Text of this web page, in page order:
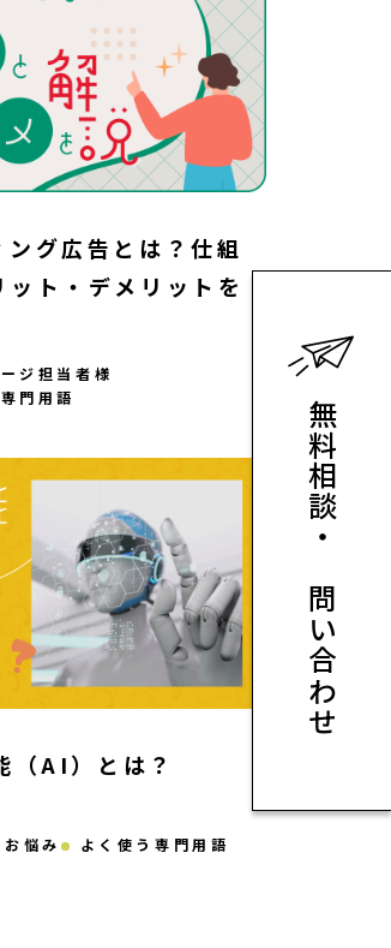
ング広告とは？仕組
ット・デメリットを
ジ担当者様
門用語
（AI）とは？
お悩み よく使う専門用語
無料相談・お問い合わせ